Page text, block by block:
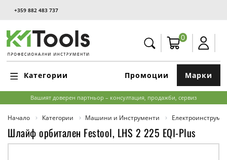
+359 882 483 737
0
Категории Марки
Промоции
Вашият доверен партньор – консултация, продажби, сервиз
Начало Категории Машини и Инструменти
Шлайф орбитален Festool, LHS 2 225 EQI-Plus